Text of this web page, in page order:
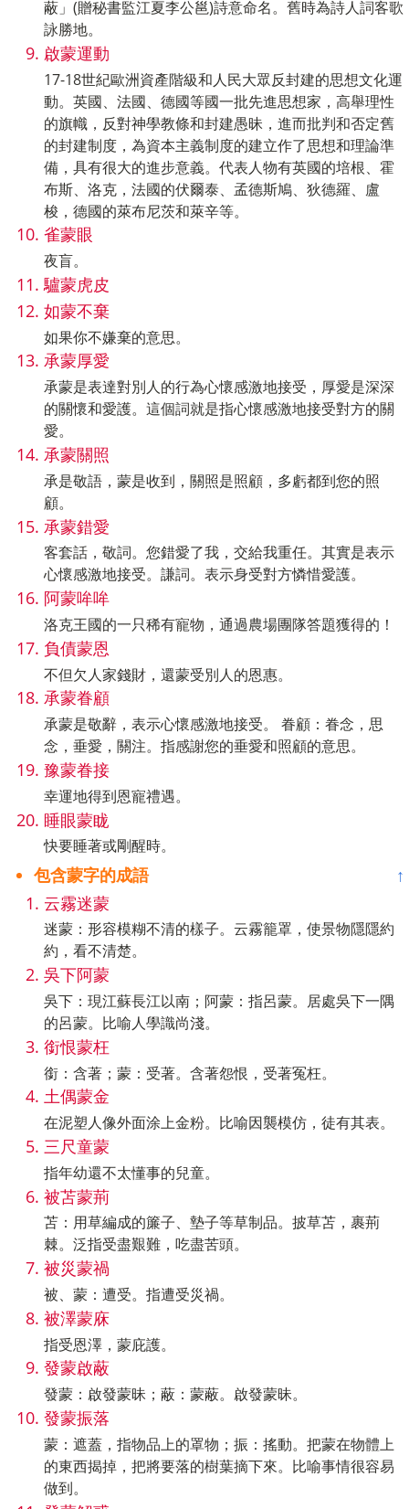
蔽」(贈秘書監江夏李公邕)詩意命名。舊時為詩人詞客歌
詠勝地。
啟蒙運動
17-18世紀歐洲資產階級和人民大眾反封建的思想文化運
動。英國、法國、德國等國一批先進思想家，高舉理性
的旗幟，反對神學教條和封建愚昧，進而批判和否定舊
的封建制度，為資本主義制度的建立作了思想和理論準
備，具有很大的進步意義。代表人物有英國的培根、霍
布斯、洛克，法國的伏爾泰、孟德斯鳩、狄德羅、盧
梭，德國的萊布尼茨和萊辛等。
雀蒙眼
夜盲。
驢蒙虎皮
如蒙不棄
如果你不嫌棄的意思。
承蒙厚愛
承蒙是表達對別人的行為心懷感激地接受，厚愛是深深
的關懷和愛護。這個詞就是指心懷感激地接受對方的關
愛。
承蒙關照
承是敬語，蒙是收到，關照是照顧，多虧都到您的照
顧。
承蒙錯愛
客套話，敬詞。您錯愛了我，交給我重任。其實是表示
心懷感激地接受。謙詞。表示身受對方憐惜愛護。
阿蒙哞哞
洛克王國的一只稀有寵物，通過農場團隊答題獲得的！
負債蒙恩
不但欠人家錢財，還蒙受別人的恩惠。
承蒙眷顧
承蒙是敬辭，表示心懷感激地接受。 眷顧：眷念，思
念，垂愛，關注。指感謝您的垂愛和照顧的意思。
豫蒙眷接
幸運地得到恩寵禮遇。
睡眼蒙眬
快要睡著或剛醒時。
包含蒙字的成語
↑
云霧迷蒙
迷蒙：形容模糊不清的樣子。云霧籠罩，使景物隱隱約
約，看不清楚。
吳下阿蒙
吳下：現江蘇長江以南；阿蒙：指呂蒙。居處吳下一隅
的呂蒙。比喻人學識尚淺。
銜恨蒙枉
銜：含著；蒙：受著。含著怨恨，受著冤枉。
土偶蒙金
在泥塑人像外面涂上金粉。比喻因襲模仿，徒有其表。
三尺童蒙
指年幼還不太懂事的兒童。
被苫蒙荊
苫：用草編成的簾子、墊子等草制品。披草苫，裹荊
棘。泛指受盡艱難，吃盡苦頭。
被災蒙禍
被、蒙：遭受。指遭受災禍。
被澤蒙庥
指受恩澤，蒙庇護。
發蒙啟蔽
發蒙：啟發蒙昧；蔽：蒙蔽。啟發蒙昧。
發蒙振落
蒙：遮蓋，指物品上的罩物；振：搖動。把蒙在物體上
的東西揭掉，把將要落的樹葉摘下來。比喻事情很容易
做到。